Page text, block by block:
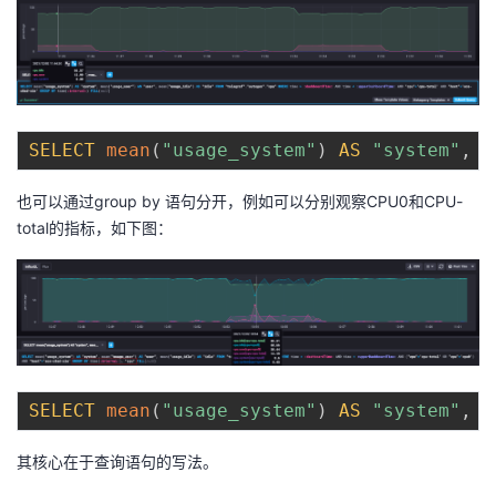
SELECT mean ( "usage_system" ) AS "system" ,
也可以通过group by 语句分开，例如可以分别观察CPU0和CPU-
total的指标，如下图：
SELECT mean ( "usage_system" ) AS "system" ,
其核心在于查询语句的写法。